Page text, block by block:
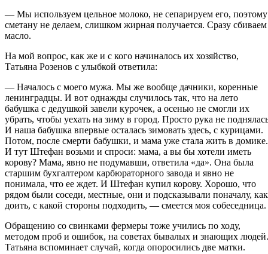
— Мы используем цельное молоко, не сепарируем его, поэтому
сметану не делаем, слишком жирная получается. Сразу сбиваем
масло.
На мой вопрос, как же и с кого начиналось их хозяйство,
Татьяна Розенов с улыбкой ответила:
— Началось с моего мужа. Мы же вообще дачники, коренные
ленинградцы. И вот однажды случилось так, что на лето
бабушка с дедушкой завели курочек, а осенью не смогли их
убрать, чтобы уехать на зиму в город. Просто рука не
И наша бабушка впервые осталась зимовать здесь, с курицами.
Потом, после смерти бабушки, и мама уже стала жить в домике.
И тут Штефан возьми и спроси: мама, а вы бы хотели иметь
корову? Мама, явно не подумавши, ответила «да». Она была
старшим бухгалтером карбюраторного завода и явно не
понимала, что ее ждет. И Штефан купил корову. Хорошо, что
рядом были соседи, местные, они и подсказывали поначалу, как
доить, с какой стороны подходить, — смеется моя собеседница.
Обращению со свинками фермеры тоже учились по ходу,
методом проб и ошибок, на советах бывалых и знающих людей.
Татьяна вспоминает случай, когда опоросились две матки.